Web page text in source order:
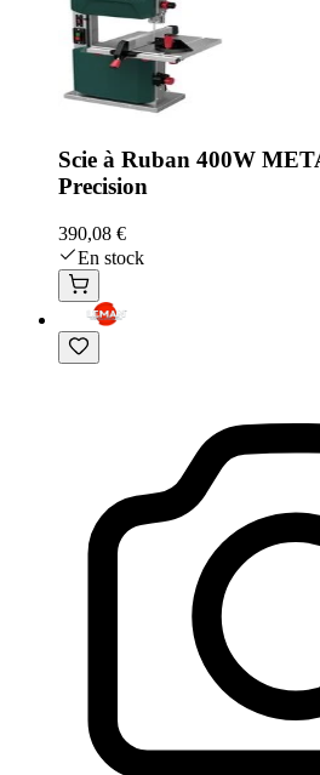
Scie à Ruban 400W
Precision
390,08 €
En stock